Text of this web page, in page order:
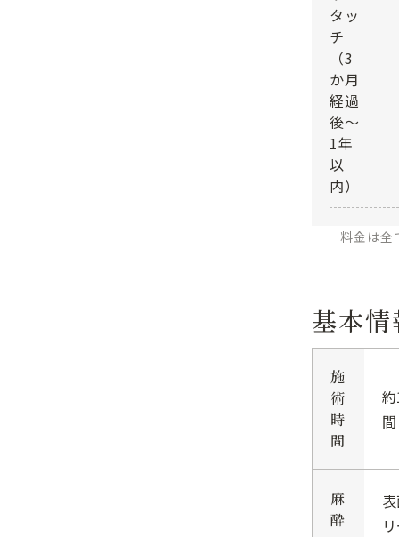
タッ
チ
（3
か月
経過
後～
1年
以
内）
料金は全
基本
施
術
時
間
間
麻
酔